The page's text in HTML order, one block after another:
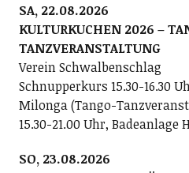
SA, 22.08.2026
KULTURKUCHEN 2026 –
TANZVERANSTALTUNG
Verein Schwalbenschlag
Schnupperkurs 15.30-16.30
Milonga (Tango-
15.30-21.00 Uhr, Badeanlage
SO, 23.08.2026